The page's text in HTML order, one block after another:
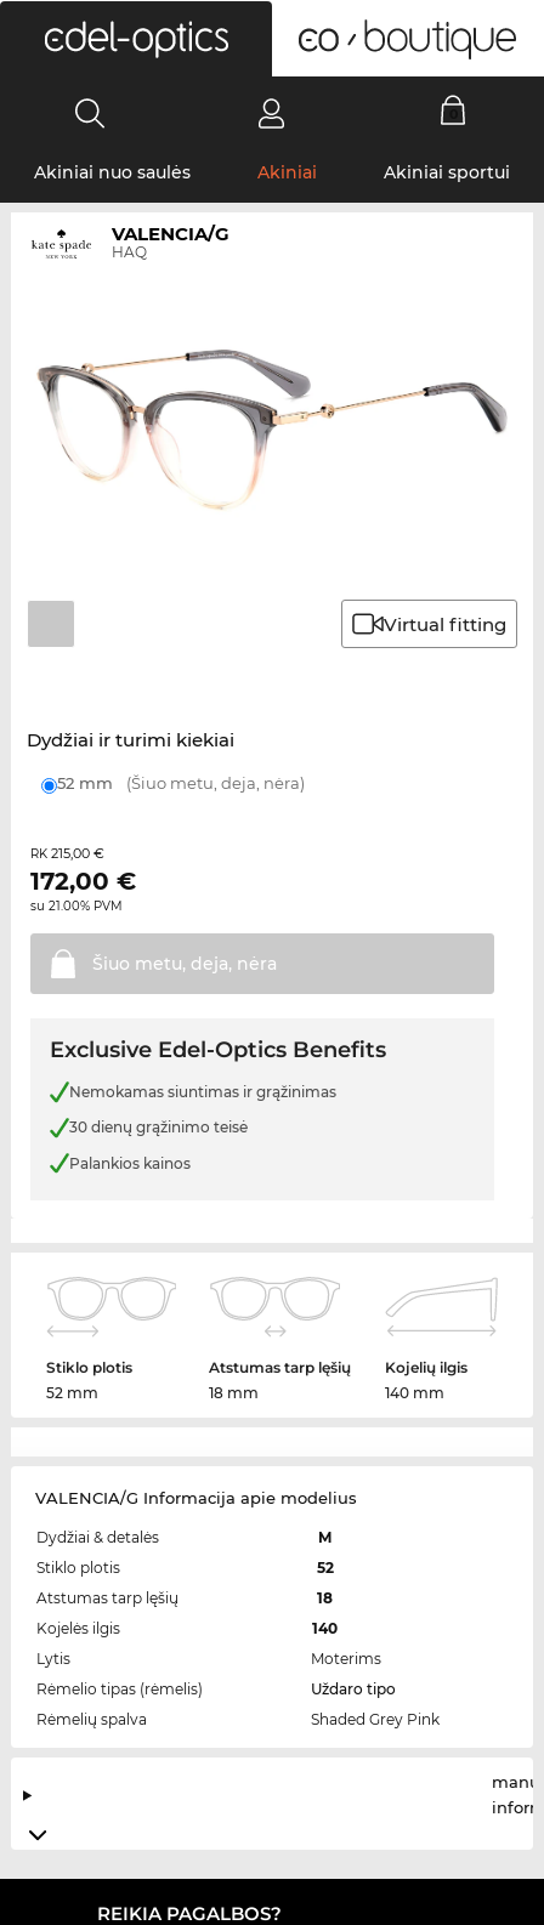
Akiniai nuo saulės Akiniai Akiniai sportui
VALENCIA/G
HAQ
Virtual fitting
Dydžiai ir turimi kiekiai
52 mm (Šiuo metu, deja, nėra)
RK 215,00 €
172,00 €
su 21.00% PVM
Šiuo metu, deja, nėra
Exclusive Edel-Optics Benefits
Nemokamas siuntimas ir grąžinimas
30 dienų grąžinimo teisė
Palankios kainos
Stiklo plotis
52 mm
Atstumas tarp lęšių
18 mm
Kojelių ilgis
140 mm
VALENCIA/G Informacija apie modelius
Dydžiai & detalės
M
Stiklo plotis
52
Atstumas tarp lęšių
18
Kojelės ilgis
140
Lytis
Moterims
Rėmelio tipas (rėmelis)
Uždaro tipo
Rėmelių spalva
Shaded Grey Pink
REIKIA PAGALBOS?